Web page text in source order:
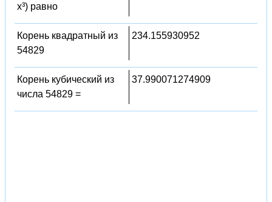
x³) равно
Корень квадратный из
54829
234.155930952
Корень кубический из
числа 54829 =
37.990071274909